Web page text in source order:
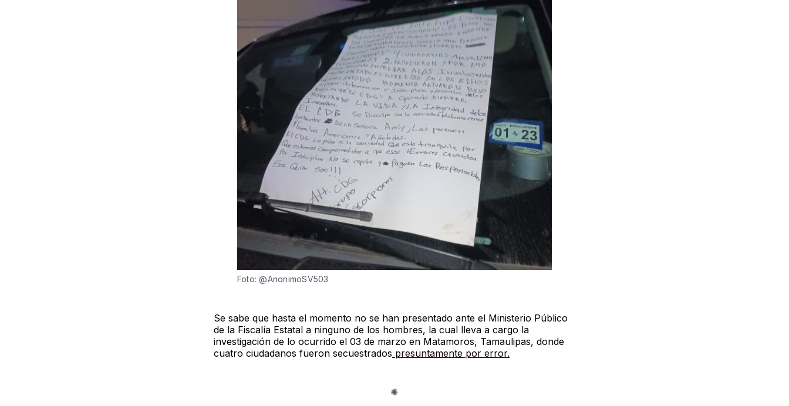
Foto: @AnonimoSV503
Se sabe que hasta el momento no se han presentado ante el Ministerio Público
de la Fiscalía Estatal a ninguno de los hombres, la cual lleva a cargo la
investigación de lo ocurrido el 03 de marzo en Matamoros, Tamaulipas, donde
cuatro ciudadanos fueron secuestrados presuntamente por error.